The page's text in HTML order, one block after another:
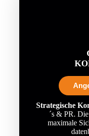
Strategische
´s & PR.
maximale